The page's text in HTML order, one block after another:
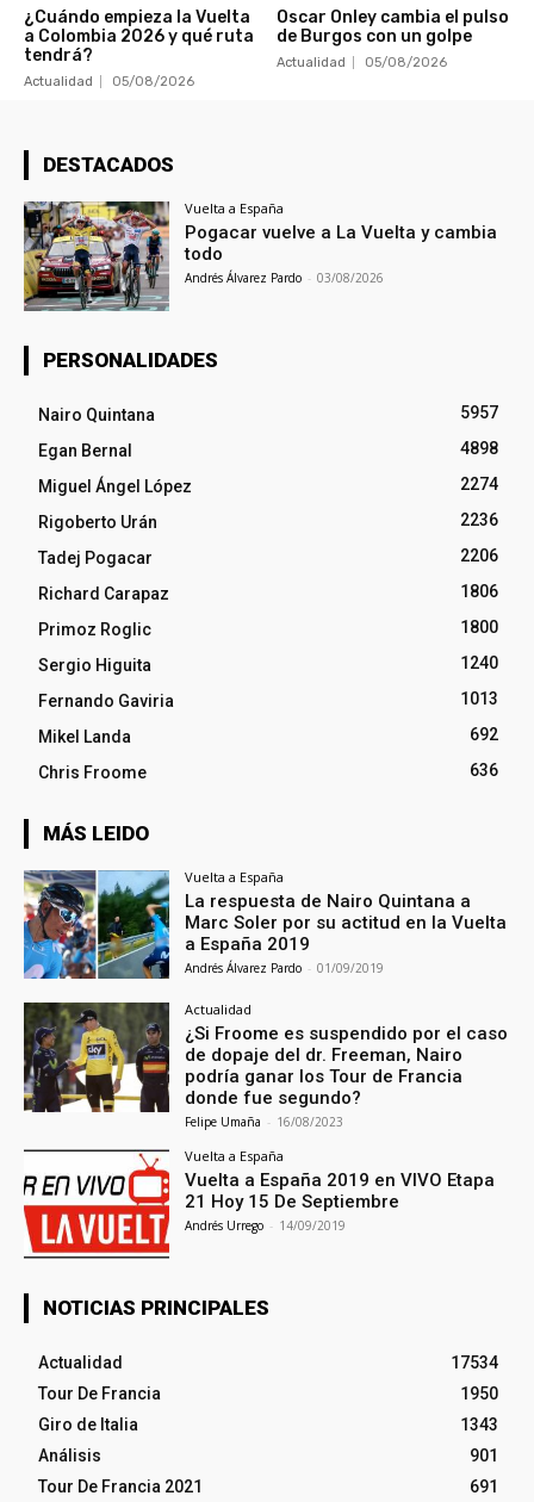
¿Cuándo empieza la Vuelta
a Colombia 2026 y qué ruta
tendrá?
Actualidad 05/08/2026
Oscar Onley cambia el pulso
de Burgos con un golpe
Actualidad 05/08/2026
DESTACADOS
Vuelta a España
Pogacar vuelve a La Vuelta y cambia
todo
Andrés Álvarez Pardo - 03/08/2026
PERSONALIDADES
Nairo Quintana
5957
Egan Bernal
4898
Miguel Ángel López
2274
Rigoberto Urán
2236
Tadej Pogacar
2206
Richard Carapaz
1806
Primoz Roglic
1800
Sergio Higuita
1240
Fernando Gaviria
1013
Mikel Landa
692
Chris Froome
636
MÁS LEIDO
Vuelta a España
La respuesta de Nairo Quintana a
Marc Soler por su actitud en la Vuelta
a España 2019
Andrés Álvarez Pardo - 01/09/2019
Actualidad
¿Si Froome es suspendido por el caso
de dopaje del dr. Freeman, Nairo
podría ganar los Tour de Francia
donde fue segundo?
Felipe Umaña - 16/08/2023
Vuelta a España
Vuelta a España 2019 en VIVO Etapa
21 Hoy 15 De Septiembre
Andrés Urrego - 14/09/2019
NOTICIAS PRINCIPALES
Actualidad
17534
Tour De Francia
1950
Giro de Italia
1343
Análisis
901
Tour De Francia 2021
691